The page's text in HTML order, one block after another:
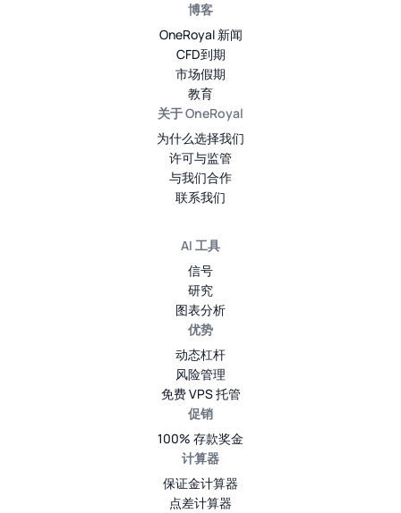
博客
OneRoyal 新闻
CFD到期
市场假期
教育
关于 OneRoyal
为什么选择我们
许可与监管
与我们合作
联系我们
AI 工具
信号
研究
图表分析
优势
动态杠杆
风险管理
免费 VPS 托管
促销
100% 存款奖金
计算器
保证金计算器
点差计算器